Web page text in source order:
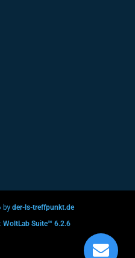
by der-ls-treffpunkt.de
WoltLab Suite™ 6.2.6